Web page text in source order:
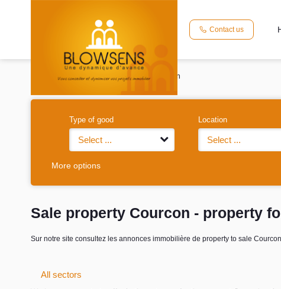
Contact us
For sale Local commercial Courcon
Type of good
Select ...
Location
Select ...
More options
Sale property Courcon - property
Sur notre site consultez les annonces immobilière de property to sale
All sectors